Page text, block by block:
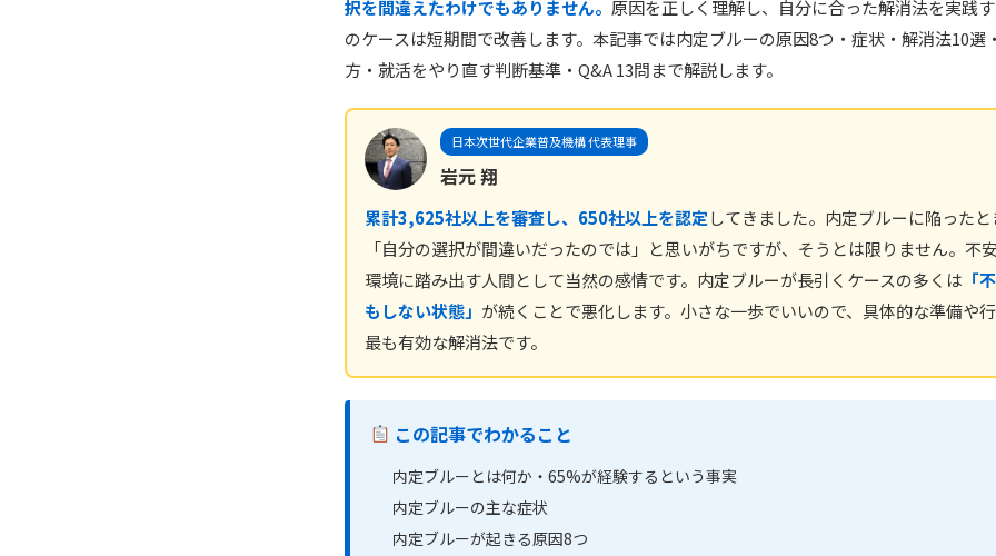
択を間違えたわけでもありません。 原因を正しく理解し、自分に合った解消法を実践
のケースは短期間で改善します。本記事では内定ブルーの原因8つ・症状・解消法10選
方・就活をやり直す判断基準・Q&A 13問まで解説します。
日本次世代企業普及機構 代表理事
岩元 翔
累計3,625社以上を審査し、650社以上を認定してきました。内定ブルーに陥った
「自分の選択が間違いだったのでは」と思いがちですが、そうとは限りません。不
環境に踏み出す人間として当然の感情です。内定ブルーが長引くケースの多くは 「
もしない状態」 が続くことで悪化します。小さな一歩でいいので、具体的な準備や
最も有効な解消法です。
この記事でわかること
内定ブルーとは何か・65%が経験するという事実
内定ブルーの主な症状
内定ブルーが起きる原因8つ